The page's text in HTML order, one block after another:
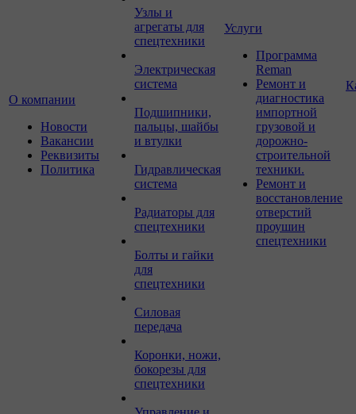
О компании
Новости
Вакансии
Реквизиты
Политика
Узлы и
агрегаты для
спецтехники
Электрическая
система
Подшипники,
пальцы, шайбы
и втулки
Гидравлическая
система
Радиаторы для
спецтехники
Болты и гайки
для
спецтехники
Силовая
передача
Коронки, ножи,
бокорезы для
спецтехники
Услуги
Программа
Reman
Ремонт и
диагностика
импортной
грузовой и
дорожно-
строительной
техники.
Ремонт и
восстановление
отверстий
проушин
спецтехники